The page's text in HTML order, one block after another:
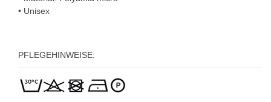
• Unisex
PFLEGEHINWEISE: